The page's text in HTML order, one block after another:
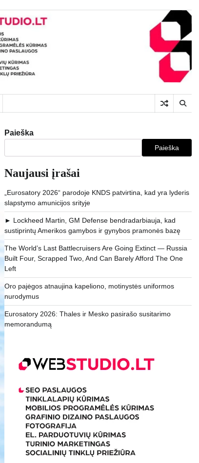
Paieška
Paieška
Naujausi įrašai
„Eurosatory 2026“ parodoje KNDS patvirtina, kad yra lyderis
slapstymo amunicijos srityje
► Lockheed Martin, GM Defense bendradarbiauja, kad
sustiprintų Amerikos gamybos ir gynybos pramonės bazę
The World’s Last Battlecruisers Are Going Extinct — Russia
Built Four, Scrapped Two, And Can Barely Afford The One
Left
Oro pajėgos atnaujina kapeliono, motinystės uniformos
nurodymus
Eurosatory 2026: Thales ir Mesko pasirašo susitarimo
memorandumą